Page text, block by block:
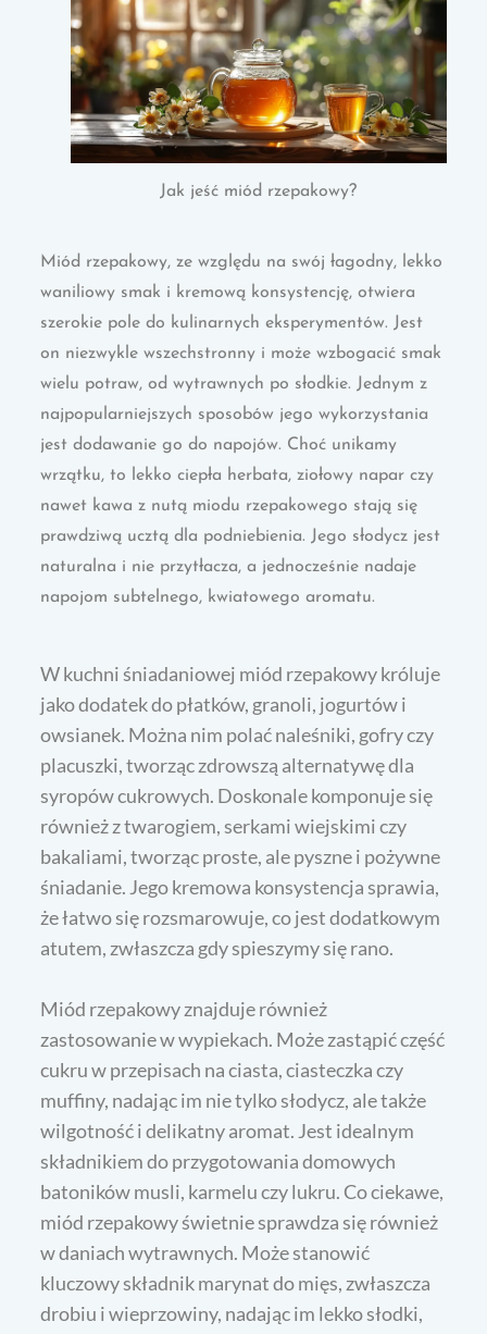
Jak jeść miód rzepakowy?
Miód rzepakowy, ze względu na swój łagodny, lekko
waniliowy smak i kremową konsystencję, otwiera
szerokie pole do kulinarnych eksperymentów. Jest
on niezwykle wszechstronny i może wzbogacić smak
wielu potraw, od wytrawnych po słodkie. Jednym z
najpopularniejszych sposobów jego wykorzystania
jest dodawanie go do napojów. Choć unikamy
wrzątku, to lekko ciepła herbata, ziołowy napar czy
nawet kawa z nutą miodu rzepakowego stają się
prawdziwą ucztą dla podniebienia. Jego słodycz jest
naturalna i nie przytłacza, a jednocześnie nadaje
napojom subtelnego, kwiatowego aromatu.
W kuchni śniadaniowej miód rzepakowy króluje
jako dodatek do płatków, granoli, jogurtów i
owsianek. Można nim polać naleśniki, gofry czy
placuszki, tworząc zdrowszą alternatywę dla
syropów cukrowych. Doskonale komponuje się
również z twarogiem, serkami wiejskimi czy
bakaliami, tworząc proste, ale pyszne i pożywne
śniadanie. Jego kremowa konsystencja sprawia,
że łatwo się rozsmarowuje, co jest dodatkowym
atutem, zwłaszcza gdy spieszymy się rano.
Miód rzepakowy znajduje również
zastosowanie w wypiekach. Może zastąpić część
cukru w przepisach na ciasta, ciasteczka czy
muffiny, nadając im nie tylko słodycz, ale także
wilgotność i delikatny aromat. Jest idealnym
składnikiem do przygotowania domowych
batoników musli, karmelu czy lukru. Co ciekawe,
miód rzepakowy świetnie sprawdza się również
w daniach wytrawnych. Może stanowić
kluczowy składnik marynat do mięs, zwłaszcza
drobiu i wieprzowiny, nadając im lekko słodki,